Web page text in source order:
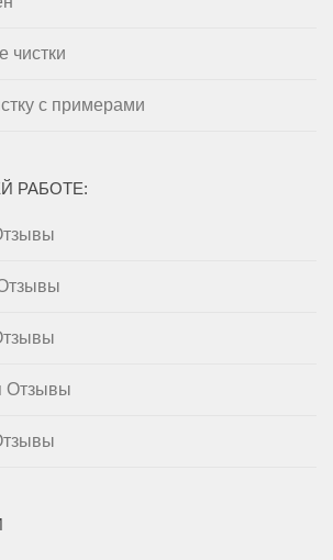
чистки
с примерами
РАБОТЕ:
Отзывы